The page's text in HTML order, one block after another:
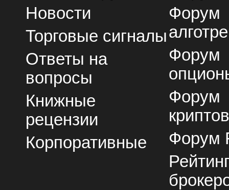
Новости
Торговые сигналы
Ответы на
вопросы
Книжные
рецензии
Корпоративные
Форум
Форум
Форум
Форум